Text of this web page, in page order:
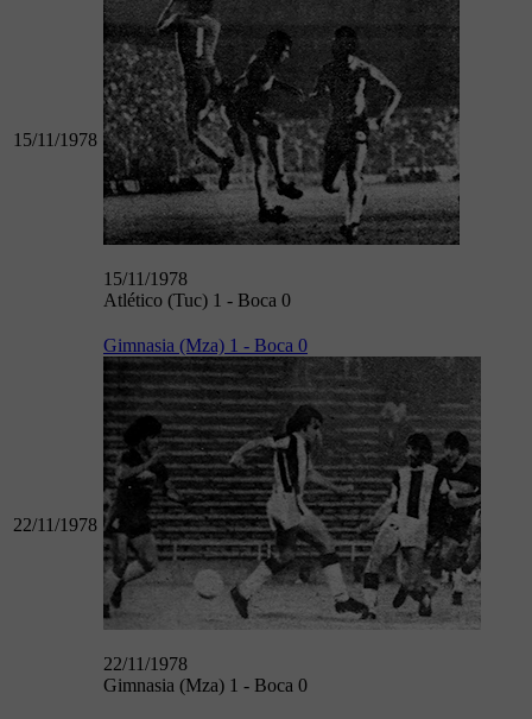
15/11/1978
15/11/1978
Atlético (Tuc) 1 - Boca 0
22/11/1978
Gimnasia (Mza) 1 - Boca 0
22/11/1978
Gimnasia (Mza) 1 - Boca 0